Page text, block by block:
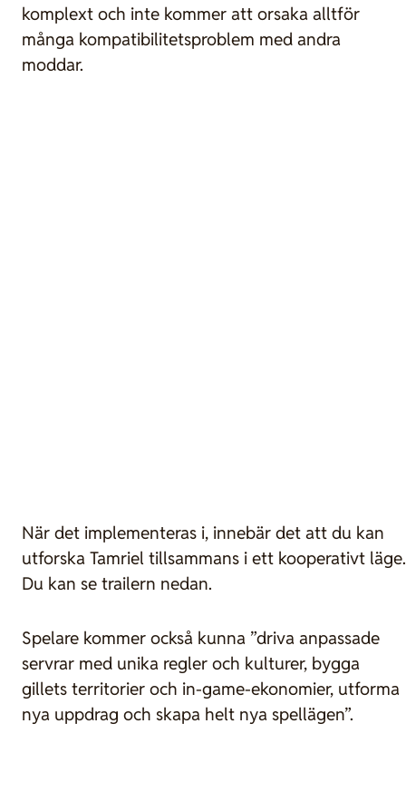
komplext och inte kommer att orsaka alltför
många kompatibilitetsproblem med andra
moddar.
När det implementeras i, innebär det att du kan
utforska Tamriel tillsammans i ett kooperativt läge.
Du kan se trailern nedan.
Spelare kommer också kunna ”driva anpassade
servrar med unika regler och kulturer, bygga
gillets territorier och in-game-ekonomier, utforma
nya uppdrag och skapa helt nya spellägen”.